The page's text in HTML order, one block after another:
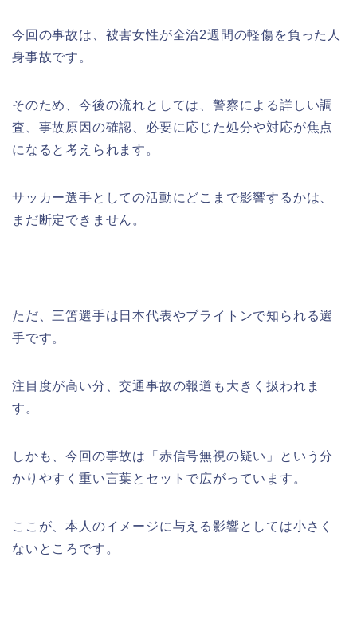
今回の事故は、被害女性が全治2週間の軽傷を負った人
身事故です。
そのため、今後の流れとしては、警察による詳しい調
査、事故原因の確認、必要に応じた処分や対応が焦点
になると考えられます。
サッカー選手としての活動にどこまで影響するかは、
まだ断定できません。
ただ、三笘選手は日本代表やブライトンで知られる選
手です。
注目度が高い分、交通事故の報道も大きく扱われま
す。
しかも、今回の事故は「赤信号無視の疑い」という分
かりやすく重い言葉とセットで広がっています。
ここが、本人のイメージに与える影響としては小さく
ないところです。